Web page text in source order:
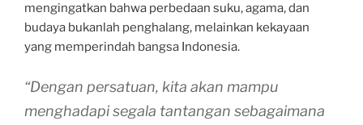
mengingatkan bahwa perbedaan suku, agama, dan
budaya bukanlah penghalang, melainkan kekayaan
yang memperindah bangsa Indonesia.
“Dengan persatuan, kita akan mampu
menghadapi segala tantangan sebagaimana